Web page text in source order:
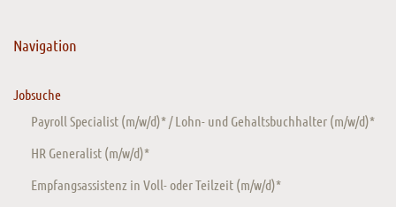
Navigation
Jobsuche
Payroll Specialist (m/w/d)* / Lohn- und Gehaltsbuchhalter (m/w/d)*
HR Generalist (m/w/d)*
Empfangsassistenz in Voll- oder Teilzeit (m/w/d)*